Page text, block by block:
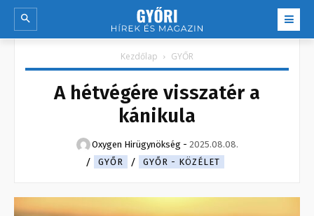
Kezdőlap GYŐR
A hétvégére visszatér a
kánikula
Oxygen Hirügynökség - 2025.08.08.
GYŐR
GYŐR - KÖZÉLET